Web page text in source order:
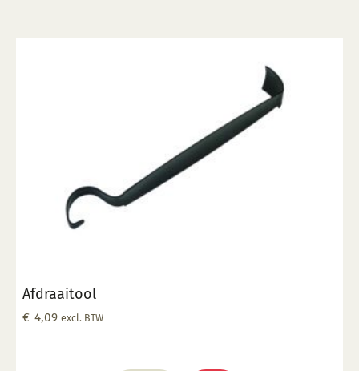
Afdraaitool
€ 4,09 excl. BTW